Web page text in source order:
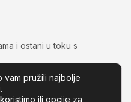
i ostani u toku s
vam pružili najbolje
ili opcije za